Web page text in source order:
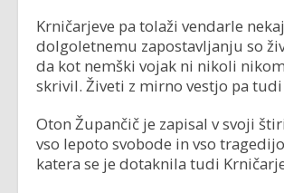
Krničarjeve pa tolaži vendarle
dolgoletnemu zapostavljanju so
da kot nemški vojak ni nikoli
skrivil. Živeti z mirno vestjo pa tudi
Oton Župančič je zapisal v svoji
vso lepoto svobode in vso
katera se je dotaknila tudi